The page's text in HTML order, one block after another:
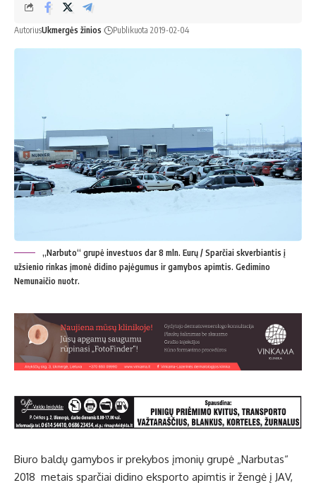
AutoriusUkmergės žinios Publikuota 2019-02-04
„Narbuto“ grupė investuos dar 8 mln. Eurų / Sparčiai skverbiantis į
užsienio rinkas įmonė didino pajėgumus ir gamybos apimtis. Gedimino
Nemunaičio nuotr.
Biuro baldų gamybos ir prekybos įmonių grupė „Narbutas“
2018 metais sparčiai didino eksporto apimtis ir žengė į JAV,